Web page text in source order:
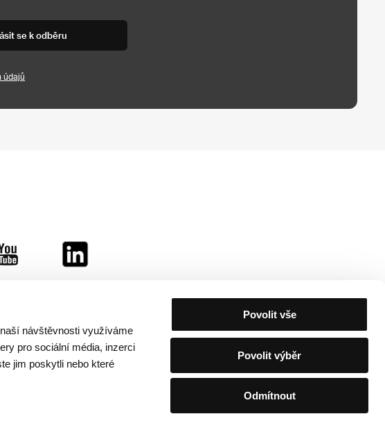
návštěvnosti využíváme
pro sociální média, inzerci
jim poskytli nebo které
Povolit vše
Povolit výběr
Odmítnout
se k odběru
údajů
další projekty: